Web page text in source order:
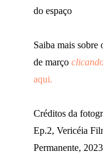
do espaço
Saiba mais
de março
aqui.
Créditos da
Ep.2, Vericéia
Permanente,